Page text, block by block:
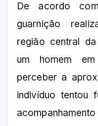
De acordo
guarnição
região central
um homem
perceber a
indivíduo tentou